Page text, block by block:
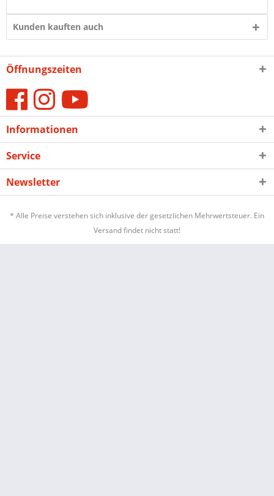
Kunden kauften auch
Öffnungszeiten
Informationen
Service
Newsletter
* Alle Preise verstehen sich inklusive der gesetzlichen Mehrwertsteuer. Ein
Versand findet nicht statt!